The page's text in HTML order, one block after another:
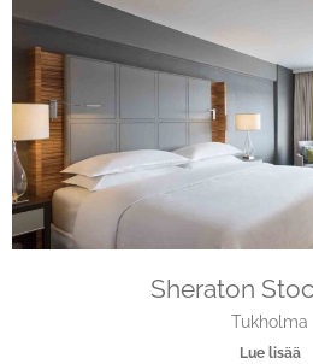
Sheraton
Tukholma
Lue lisää